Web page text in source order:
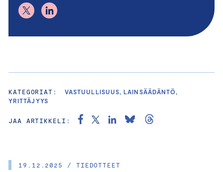
19.12.2025 / TIEDOTTEET
KATEGORIAT:
VASTUULLISUUS, LAINSÄÄDÄNTÖ,
YRITTÄJYYS
JAA ARTIKKELI: